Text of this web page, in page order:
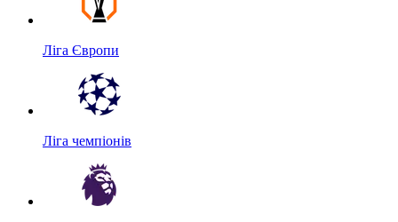
Ліга Європи
Ліга чемпіонів